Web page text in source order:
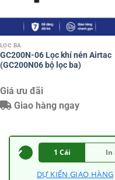
LỌC BA
GC200N-06 Lọc khí nén Airtac
(GC200N06 bộ lọc ba)
Giá ưu đãi
Giao hàng ngay
1 Cái In
DỰ KIẾN GIAO HÀNG